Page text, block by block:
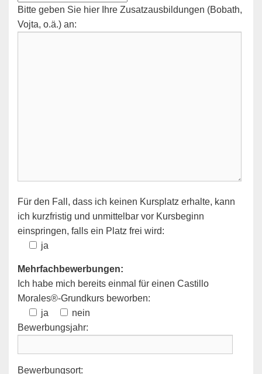
Bitte geben Sie hier Ihre Zusatzausbildungen (Bobath,
Vojta, o.ä.) an:
Für den Fall, dass ich keinen Kursplatz erhalte, kann
ich kurzfristig und unmittelbar vor Kursbeginn
einspringen, falls ein Platz frei wird:
ja
Mehrfachbewerbungen:
Ich habe mich bereits einmal für einen Castillo
Morales®-Grundkurs beworben:
ja
nein
Bewerbungsjahr:
Bewerbungsort: